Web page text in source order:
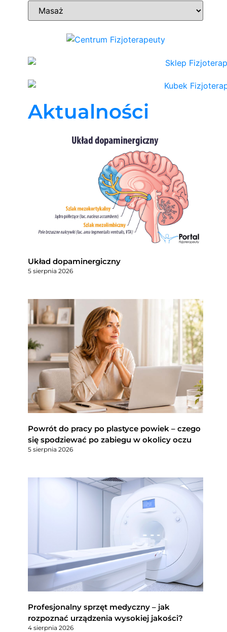
Aktualności
Układ dopaminergiczny
5 sierpnia 2026
Powrót do pracy po plastyce powiek – czego
się spodziewać po zabiegu w okolicy oczu
5 sierpnia 2026
Profesjonalny sprzęt medyczny – jak
rozpoznać urządzenia wysokiej jakości?
4 sierpnia 2026